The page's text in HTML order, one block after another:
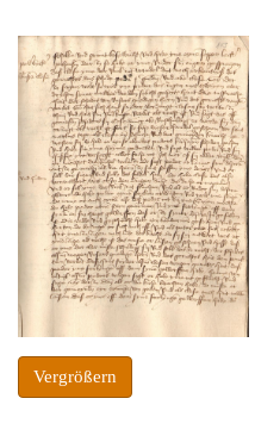
Vergrößern